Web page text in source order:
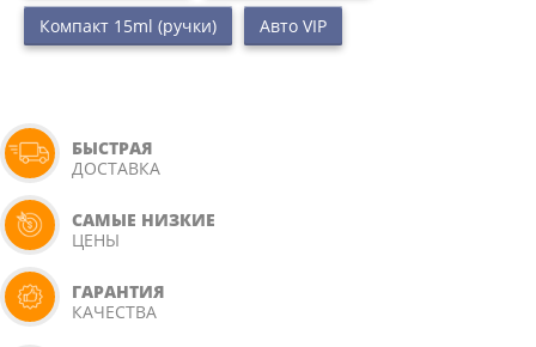
Компакт 15ml (ручки) Авто VIP
БЫСТРАЯ
ДОСТАВКА
САМЫЕ НИЗКИЕ
ЦЕНЫ
ГАРАНТИЯ
КАЧЕСТВА